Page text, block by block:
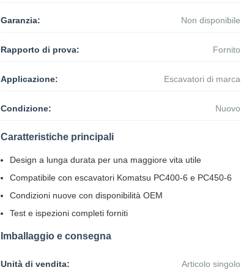
Garanzia: Non disponibile
Rapporto di prova: Fornito
Applicazione: Escavatori di marca
Condizione: Nuovo
Caratteristiche principali
Design a lunga durata per una maggiore vita utile
Compatibile con escavatori Komatsu PC400-6 e PC450-6
Condizioni nuove con disponibilità OEM
Test e ispezioni completi forniti
Imballaggio e consegna
Unità di vendita: Articolo singolo